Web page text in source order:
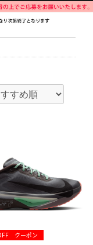
クーポン